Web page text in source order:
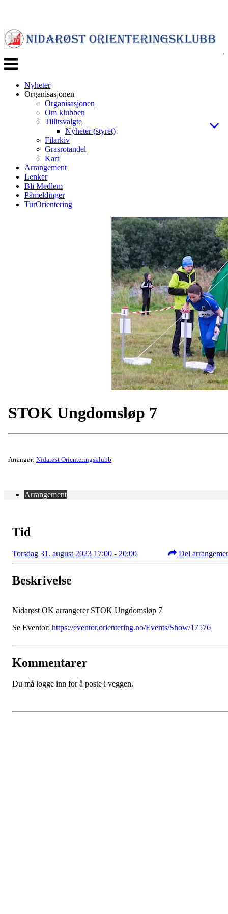
Veksle
navigasjon
Nyheter
Organisasjonen
Organisasjonen
Om klubben
Tillitsvalgte
Nyheter (styret)
Filarkiv
Grasrotandel
Kart
Arrangement
Lenker
Bli Medlem
Påmeldinger
TurOrientering
STOK Ungdomsløp 7
Arrangør: Nidarøst Orienteringsklubb
Arrangement
Tid
Torsdag 31. august 2023 17:00 - 20:00 Del
Beskrivelse
Nidarøst OK arrangerer STOK Ungdomsløp 7
Se Eventor: https://eventor.orientering.no/Events/Show/17576
Kommentarer
Du må logge inn for å poste i veggen.